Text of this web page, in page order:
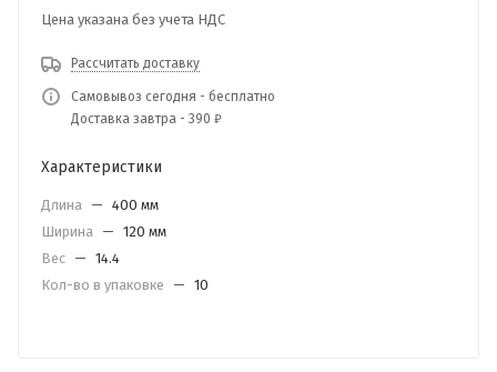
Цена указана без учета НДС
Рассчитать доставку
Самовывоз сегодня - бесплатно
Доставка завтра - 390 ₽
Характеристики
Длина — 400 мм
Ширина — 120 мм
Вес — 14.4
Кол-во в упаковке
— 10